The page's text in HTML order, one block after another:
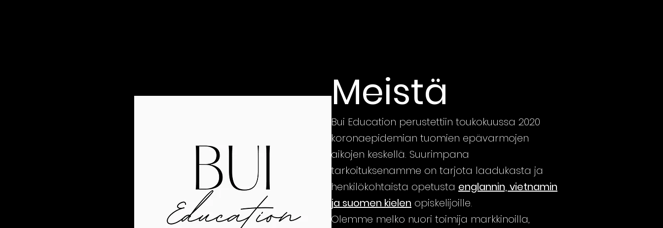
Meistä
Bui Education perustettiin toukokuussa 2020
koronaepidemian tuomien epävarmojen
aikojen keskellä. Suurimpana
tarkoituksenamme on tarjota laadukasta ja
henkilökohtaista opetusta englannin, vietnamin
ja suomen kielen opiskelijoille.
Olemme melko nuori toimija markkinoilla,